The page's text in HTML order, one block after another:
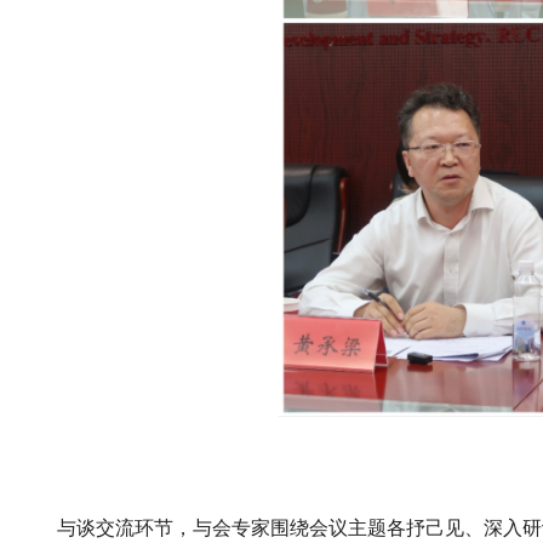
与谈交流环节，与会专家围绕会议主题各抒己见、深入